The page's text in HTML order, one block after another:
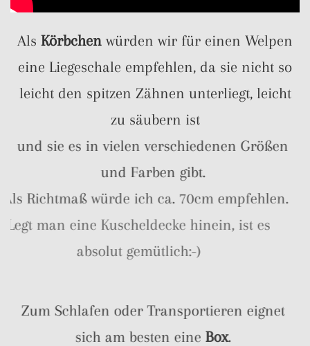
Als Körbchen würden wir für einen Welpen
eine Liegeschale empfehlen, da sie nicht so
leicht den spitzen Zähnen unterliegt, leicht
zu säubern ist
und sie es in vielen verschiedenen Größen
und Farben gibt.
Als Richtmaß würde ich ca. 70cm empfehlen.
Legt man eine Kuscheldecke hinein, ist es
absolut gemütlich:-)
Zum Schlafen oder Transportieren eignet
sich am besten eineBox.